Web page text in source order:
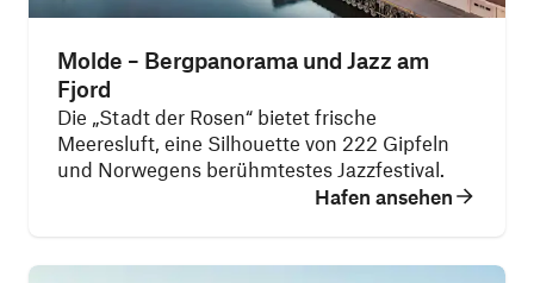
Molde – Bergpanorama und Jazz am
Fjord
Die „Stadt der Rosen“ bietet frische
Meeresluft, eine Silhouette von 222 Gipfeln
und Norwegens berühmtestes Jazzfestival.
Hafen ansehen